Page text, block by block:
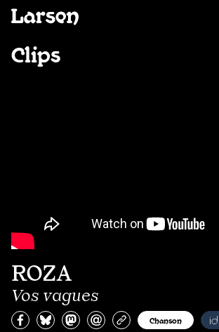
Fil d’ariane
Clips
ROZA
Vos vagues
Partagez sur Facebook
Partager sur Bluesky
Partager sur Mastodon
Partagez par e-mail
Copiez l’url
Chanson